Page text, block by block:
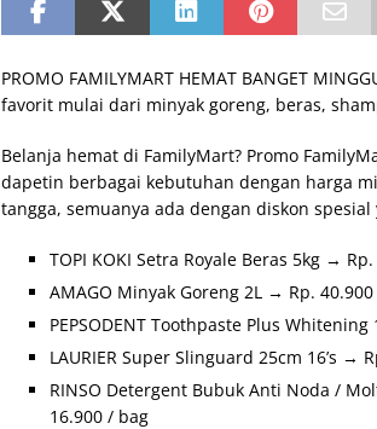
PROMO FAMILYMART HEMAT BANGET
favorit mulai dari minyak goreng, beras,
Belanja hemat di FamilyMart? Promo
dapetin berbagai kebutuhan dengan harga
tangga, semuanya ada dengan diskon
TOPI KOKI Setra Royale Beras 5kg →
AMAGO Minyak Goreng 2L → Rp.
PEPSODENT Toothpaste Plus
LAURIER Super Slinguard 25cm 16’s →
RINSO Detergent Bubuk Anti Noda /
16.900 / bag